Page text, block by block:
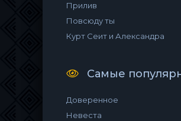
Прилив
Повсюду ты
Курт Сеит и Александра
Самые
Доверенное
Невеста